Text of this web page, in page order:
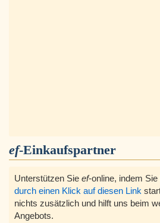
ef-Einkaufspartner
Unterstützen Sie ef-online, indem
durch einen Klick auf diesen Link
nichts zusätzlich und hilft uns beim
Angebots.